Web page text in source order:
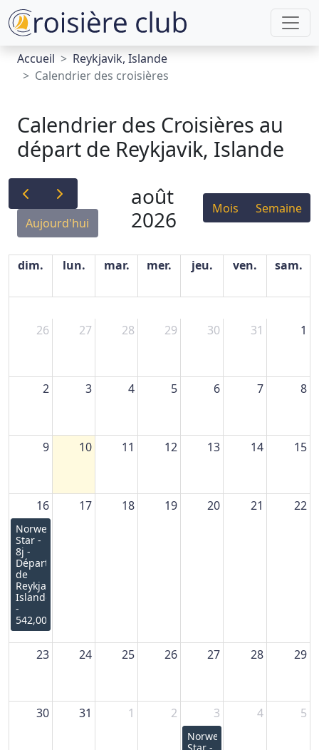
Accueil
Reykjavik, Islande
Calendrier des croisières
Calendrier des Croisières au
départ de Reykjavik, Islande
Aujourd'hui
août
2026
Mois Semaine
dim. lun. mar. mer. jeu. ven. sam.
26 27 28 29 30 31 1
2 3 4 5 6 7 8
9 10 11 12 13 14 15
16
Norwegian
Star -
8j -
Départ
de
Reykjavik,
Islande
-
542,00€
17 18 19 20 21 22
23 24 25 26 27 28 29
30 31 1 2 3
Norwegian
4 5